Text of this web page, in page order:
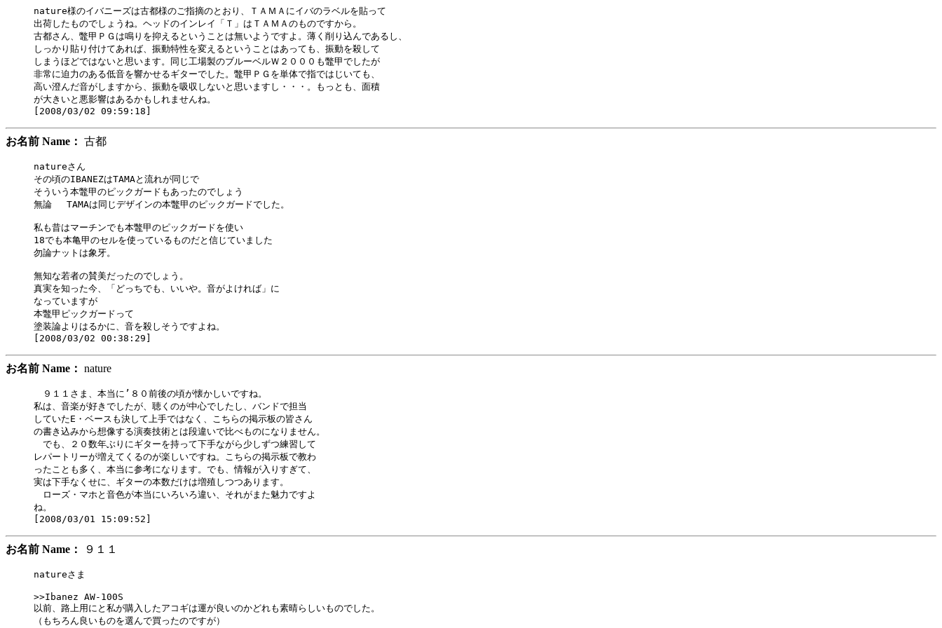
nature様のイバニーズは古都様のご指摘のとおり、ＴＡＭＡにイバのラベルを貼って
出荷したものでしょうね。ヘッドのインレイ「Ｔ」はＴＡＭＡのものですから。
古都さん、鼈甲ＰＧは鳴りを抑えるということは無いようですよ。薄く削り込んであるし、
しっかり貼り付けてあれば、振動特性を変えるということはあっても、振動を殺して
しまうほどではないと思います。同じ工場製のブルーベルＷ２０００も鼈甲でしたが
非常に迫力のある低音を響かせるギターでした。鼈甲ＰＧを単体で指ではじいても、
高い澄んだ音がしますから、振動を吸収しないと思いますし・・・。もっとも、面積
が大きいと悪影響はあるかもしれませんね。
お名前 Name： 古都
natureさん
その頃のIBANEZはTAMAと流れが同じで
そういう本鼈甲のピックガードもあったのでしょう
無論 　TAMAは同じデザインの本鼈甲のピックガードでした。
私も昔はマーチンでも本鼈甲のピックガードを使い
18でも本亀甲のセルを使っているものだと信じていました
勿論ナットは象牙。
無知な若者の賛美だったのでしょう。
真実を知った今、「どっちでも、いいや。音がよければ」に
なっていますが
本鼈甲ピックガードって
塗装論よりはるかに、音を殺しそうですよね。
お名前 Name： nature
９１１さま、本当に’８０前後の頃が懐かしいですね。
私は、音楽が好きでしたが、聴くのが中心でしたし、バンドで担当
していたE・ベースも決して上手ではなく、こちらの掲示板の皆さん
の書き込みから想像する演奏技術とは段違いで比べものになりません。
でも、２０数年ぶりにギターを持って下手ながら少しずつ練習して
レパートリーが増えてくるのが楽しいですね。こちらの掲示板で教わ
ったことも多く、本当に参考になります。でも、情報が入りすぎて、
実は下手なくせに、ギターの本数だけは増殖しつつあります。
ローズ・マホと音色が本当にいろいろ違い、それがまた魅力ですよ
ね。
お名前 Name： ９１１
natureさま
>>Ibanez AW-100S
以前、路上用にと私が購入したアコギは運が良いのかどれも素晴らしいものでした。
（もちろん良いものを選んで買ったのですが）